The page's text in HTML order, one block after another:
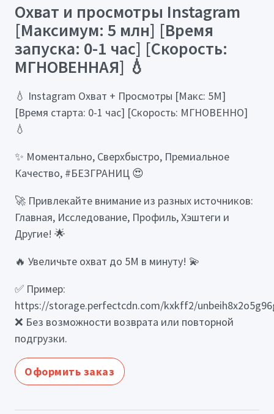
Охват и просмотры Instagram
[Максимум: 5 млн] [Время
запуска: 0-1 час] [Скорость:
МГНОВЕННАЯ] 💧
💧 Instagram Охват + Просмотры [Макс: 5М]
[Время старта: 0-1 час] [Скорость: МГНОВЕННО]
💧
✨ Моментально, Сверхбыстро, Премиальное
Качество, #БЕЗГРАНИЦ 😍
🚀 Привлекайте внимание из разных источников:
Главная, Исследование, Профиль, Хэштеги и
Другие! 🌟
🔥 Увеличьте охват до 5М в минуту! 💫
✅ Пример:
https://storage.perfectcdn.com/kxkff2/
❌ Без возможности возврата или повторной
подгрузки.
Оформить заказ